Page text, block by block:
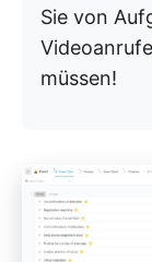
Sie von
müssen!